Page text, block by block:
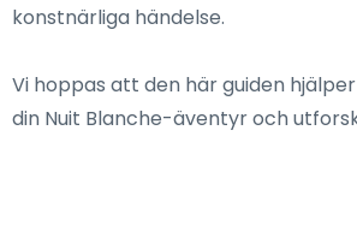
konstnärliga händelse.
Vi hoppas att den här guiden
din Nuit Blanche-äventyr och